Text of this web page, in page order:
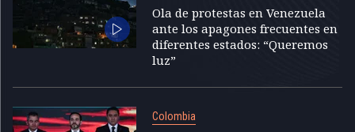
Ola de protestas en Venezuela
ante los apagones frecuentes en
diferentes estados: “Queremos
luz”
Colombia